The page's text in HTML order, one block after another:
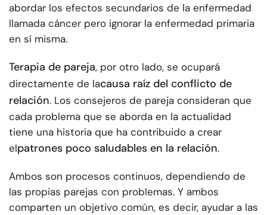
abordar los efectos secundarios de la enfermedad
llamada cáncer pero ignorar la enfermedad primaria
en sí misma.
Terapia de pareja, por otro lado, se ocupará
directamente de lacausa raíz del conflicto de
relación. Los consejeros de pareja consideran que
cada problema que se aborda en la actualidad
tiene una historia que ha contribuido a crear
elpatrones poco saludables en la relación.
Ambos son procesos continuos, dependiendo de
las propias parejas con problemas. Y ambos
comparten un objetivo común, es decir, ayudar a las